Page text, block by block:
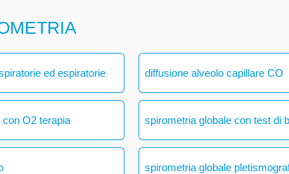
ed espiratorie diffusione alveolo capillare CO
O2 terapia spirometria globale con test di
spirometria globale